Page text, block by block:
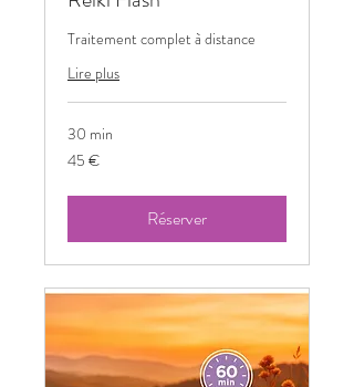
Traitement complet à distance
Lire plus
30 min
45
euros
45 €
Réserver